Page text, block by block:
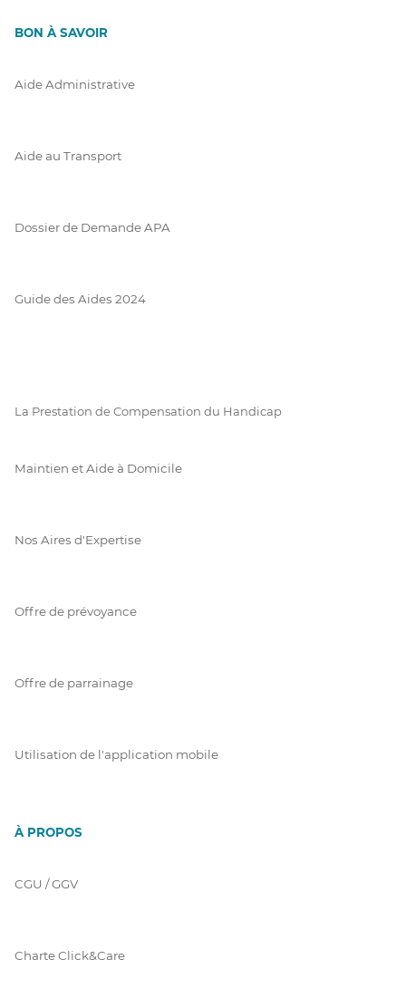
BON À SAVOIR
Aide Administrative
Aide au Transport
Dossier de Demande APA
Guide des Aides 2024
La Prestation de Compensation du Handicap
Maintien et Aide à Domicile
Nos Aires d'Expertise
Offre de prévoyance
Offre de parrainage
Utilisation de l'application mobile
À PROPOS
CGU / GGV
Charte Click&Care